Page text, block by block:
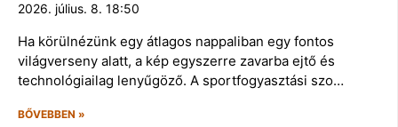
2026. július. 8. 18:50
Ha körülnézünk egy átlagos nappaliban egy fontos
világverseny alatt, a kép egyszerre zavarba ejtő és
technológiailag lenyűgöző. A sportfogyasztási szo…
BŐVEBBEN »